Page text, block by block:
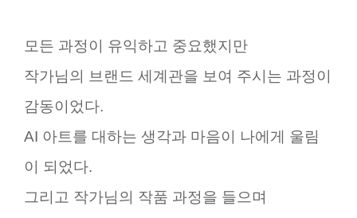
모든 과정이 유익하고 중요했지만
작가님의 브랜드 세계관을 보여 주시는 과정이
감동이었다.
AI 아트를 대하는 생각과 마음이 나에게 울림
이 되었다.
그리고 작가님의 작품 과정을 들으며